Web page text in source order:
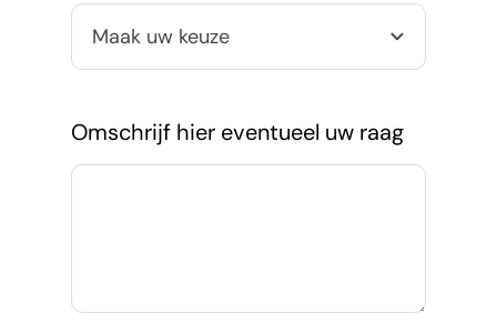
Omschrijf hier eventueel uw raag